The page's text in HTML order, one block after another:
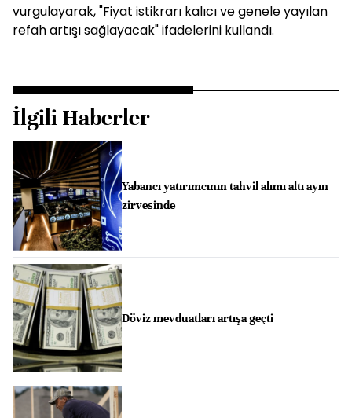
vurgulayarak, "Fiyat istikrarı kalıcı ve genele yayılan
refah artışı sağlayacak" ifadelerini kullandı.
İlgili Haberler
Yabancı yatırımcının tahvil alımı altı ayın
zirvesinde
Döviz mevduatları artışa geçti